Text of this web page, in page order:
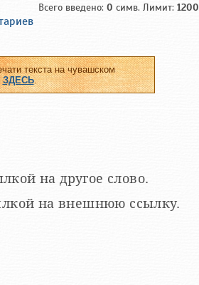
Всего введено: 0 симв. Лимит: 1200
текста на чувашском
ЗДЕСЬ.
на другое слово.
на внешнюю ссылку.